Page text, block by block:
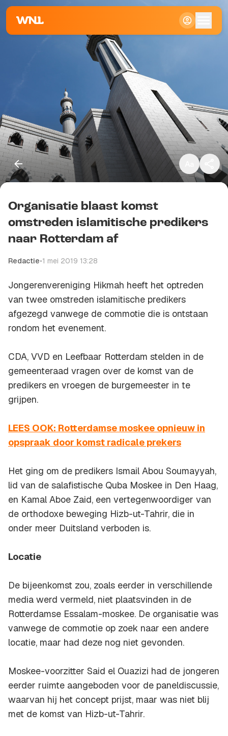
Klein
Standaard
Groot
Organisatie blaast komst
omstreden islamitische predikers
naar Rotterdam af
Redactie•1 mei 2019 13:28
Jongerenvereniging Hikmah heeft het optreden
van twee omstreden islamitische predikers
afgezegd vanwege de commotie die is ontstaan
rondom het evenement.
CDA, VVD en Leefbaar Rotterdam stelden in de
gemeenteraad vragen over de komst van de
predikers en vroegen de burgemeester in te
grijpen.
LEES OOK: Rotterdamse moskee opnieuw in
opspraak door komst radicale prekers
Het ging om de predikers Ismail Abou Soumayyah,
lid van de salafistische Quba Moskee in Den Haag,
en Kamal Aboe Zaid, een vertegenwoordiger van
de orthodoxe beweging Hizb-ut-Tahrir, die in
onder meer Duitsland verboden is.
Locatie
De bijeenkomst zou, zoals eerder in verschillende
media werd vermeld, niet plaatsvinden in de
Rotterdamse Essalam-moskee. De organisatie was
vanwege de commotie op zoek naar een andere
locatie, maar had deze nog niet gevonden.
Moskee-voorzitter Said el Ouazizi had de jongeren
eerder ruimte aangeboden voor de paneldiscussie,
waarvan hij het concept prijst, maar was niet blij
met de komst van Hizb-ut-Tahrir.